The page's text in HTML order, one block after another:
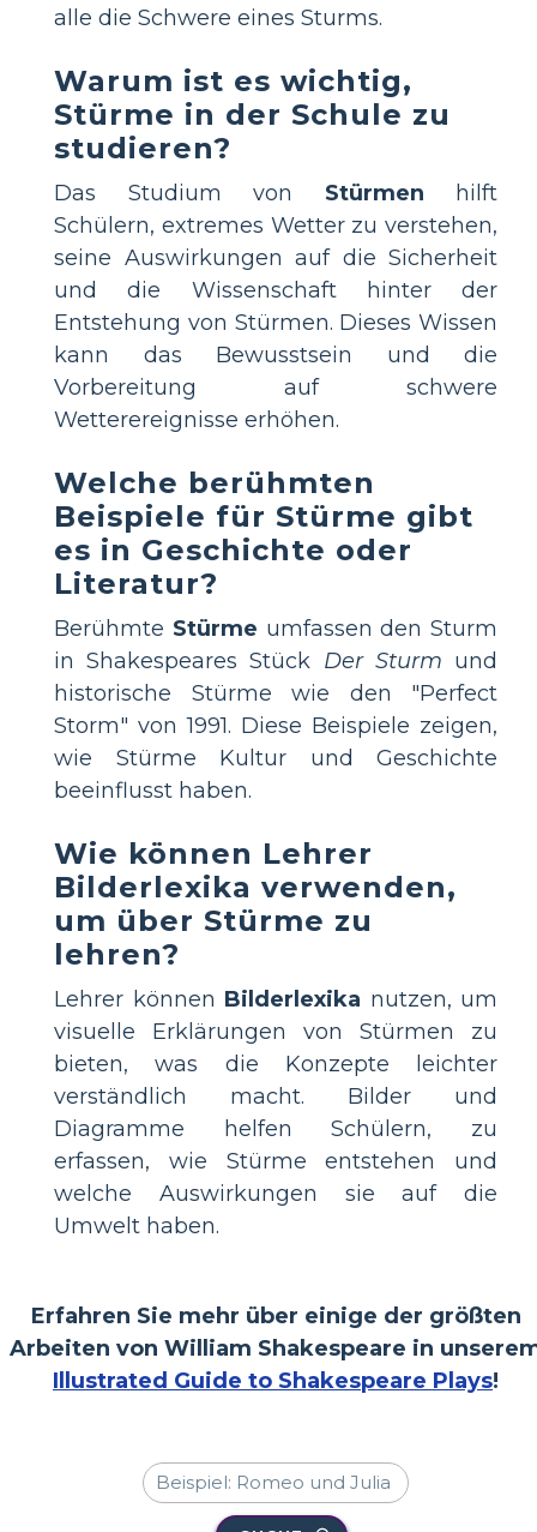
alle die Schwere eines Sturms.
Warum ist es wichtig,
Stürme in der Schule zu
studieren?
Das Studium von Stürmen hilft
Schülern, extremes Wetter zu verstehen,
seine Auswirkungen auf die Sicherheit
und die Wissenschaft hinter der
Entstehung von Stürmen. Dieses Wissen
kann das Bewusstsein und die
Vorbereitung auf schwere
Wetterereignisse erhöhen.
Welche berühmten
Beispiele für Stürme gibt
es in Geschichte oder
Literatur?
Berühmte Stürme umfassen den Sturm
in Shakespeares Stück Der Sturm und
historische Stürme wie den "Perfect
Storm" von 1991. Diese Beispiele zeigen,
wie Stürme Kultur und Geschichte
beeinflusst haben.
Wie können Lehrer
Bilderlexika verwenden,
um über Stürme zu
lehren?
Lehrer können Bilderlexika nutzen, um
visuelle Erklärungen von Stürmen zu
bieten, was die Konzepte leichter
verständlich macht. Bilder und
Diagramme helfen Schülern, zu
erfassen, wie Stürme entstehen und
welche Auswirkungen sie auf die
Umwelt haben.
Erfahren Sie mehr über einige der größten
Arbeiten von William Shakespeare in
Illustrated Guide to Shakespeare Plays!